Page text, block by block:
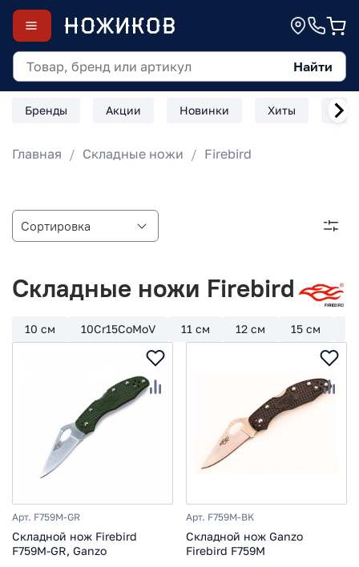
Найти
Бренды Акции Новинки Хиты
Главная Складные ножи Firebird
Складные ножи Firebird
10 см 10Cr15CoMoV 11 см 12 см 15 см
Арт. F759M-GR
Складной нож Firebird
F759M-GR, Ganzo
Арт. F759M-BK
Складной нож Ganzo
Firebird F759M